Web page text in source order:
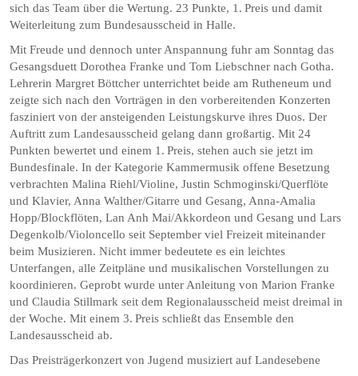
sich das Team über die Wertung. 23 Punkte, 1. Preis und damit
Weiterleitung zum Bundesausscheid in Halle.
Mit Freude und dennoch unter Anspannung fuhr am Sonntag das
Gesangsduett Dorothea Franke und Tom Liebschner nach Gotha.
Lehrerin Margret Böttcher unterrichtet beide am Rutheneum und
zeigte sich nach den Vorträgen in den vorbereitenden Konzerten
fasziniert von der ansteigenden Leistungskurve ihres Duos. Der
Auftritt zum Landesausscheid gelang dann großartig. Mit 24
Punkten bewertet und einem 1. Preis, stehen auch sie jetzt im
Bundesfinale. In der Kategorie Kammermusik offene Besetzung
verbrachten Malina Riehl/Violine, Justin Schmoginski/Querflöte
und Klavier, Anna Walther/Gitarre und Gesang, Anna-Amalia
Hopp/Blockflöten, Lan Anh Mai/Akkordeon und Gesang und Lars
Degenkolb/Violoncello seit September viel Freizeit miteinander
beim Musizieren. Nicht immer bedeutete es ein leichtes
Unterfangen, alle Zeitpläne und musikalischen Vorstellungen zu
koordinieren. Geprobt wurde unter Anleitung von Marion Franke
und Claudia Stillmark seit dem Regionalausscheid meist dreimal in
der Woche. Mit einem 3. Preis schließt das Ensemble den
Landesausscheid ab.
Das Preisträgerkonzert von Jugend musiziert auf Landesebene